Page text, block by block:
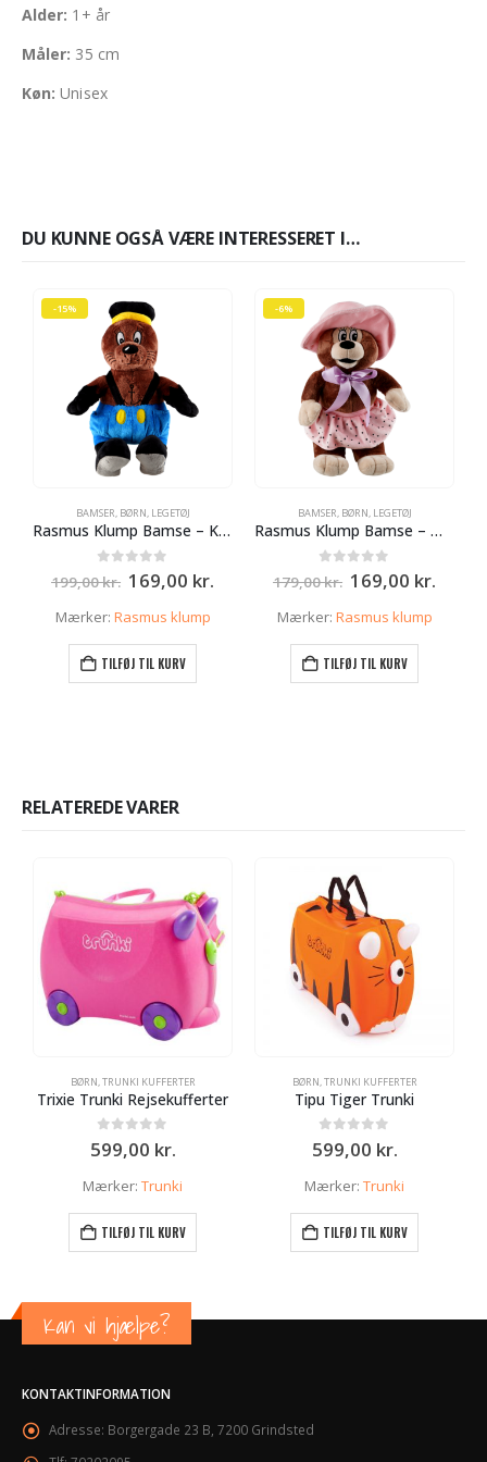
Alder: 1+ år
Måler: 35 cm
Køn: Unisex
DU KUNNE OGSÅ VÆRE INTERESSERET I…
-15%
BAMSER, BØRN, LEGETØJ
Rasmus Klump Bamse – Kaptain Skæg 35 cm
ud af 5
199,00kr. Den
oprindelige
pris
199,00 kr..
169,00 kr.Den
169,00 kr..
Mærker: Rasmus klump
TILFØJ TIL KURV
-6%
BAMSER, BØRN, LEGETØJ
Rasmus Klump Bamse – Mille 35cm
ud af 5
179,00kr. Den
oprindelige
pris
179,00 kr..
169,00 kr.Den
Mærker: Rasmus klump
TILFØJ TIL KURV
RELATEREDE VARER
BØRN,TRUNKI KUFFERTER
Trixie Trunki Rejsekufferter
0ud af 5
599,00 kr.
Mærker: Trunki
TILFØJ TIL KURV
BØRN,TRUNKI KUFFERTER
Tipu Tiger Trunki
0ud af 5
599,00 kr.
Mærker: Trunki
TILFØJ TIL KURV
Kan vi hjælpe?
KONTAKTINFORMATION
Adresse: Borgergade 23 B, 7200 Grindsted